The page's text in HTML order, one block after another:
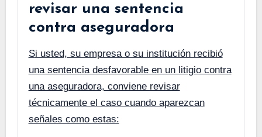
revisar una sentencia
contra aseguradora
Si usted, su empresa o su institución recibió
una sentencia desfavorable en un litigio contra
una aseguradora, conviene revisar
técnicamente el caso cuando aparezcan
señales como estas: